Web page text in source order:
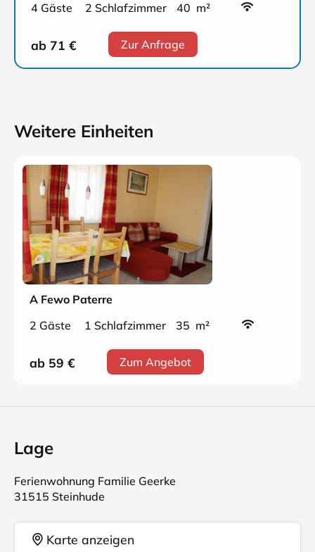
4 Gäste
2 Schlafzimmer 40 m²
ab 71 € Zur Anfrage
Weitere Einheiten
A Fewo Paterre
2 Gäste
1 Schlafzimmer 35 m²
ab 59 € Zum Angebot
Lage
Ferienwohnung Familie Geerke
31515 Steinhude
Karte anzeigen